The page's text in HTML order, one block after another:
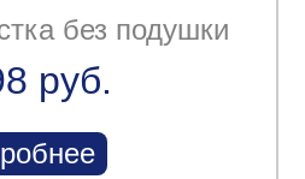
без подушки
руб.